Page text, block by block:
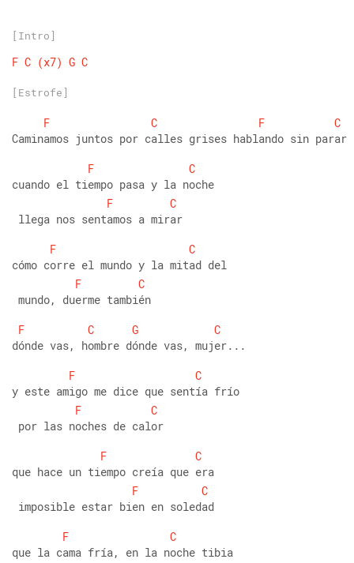
[Intro]
F C (x7) G C
[Estrofe]
F C F
C
Caminamos juntos por calles grises hablando sin parar
F
C
cuando el tiempo pasa y la noche
F
C
llega nos sentamos a mirar
F
C
cómo corre el mundo y la mitad del
F
C
mundo, duerme también
F
C G
C
dónde vas, hombre dónde vas, mujer...
F
C
y este amigo me dice que sentía frío
F
C
por las noches de calor
F
C
que hace un tiempo creía que era
F
C
imposible estar bien en soledad
F
C
que la cama fría, en la noche tibia